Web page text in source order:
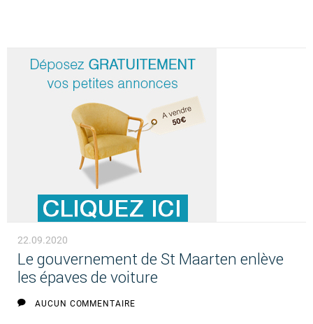
22.09.2020
Le gouvernement de St Maarten enlève
les épaves de voiture
AUCUN COMMENTAIRE